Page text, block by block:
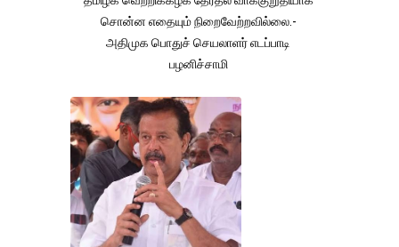
சொன்ன எதையும் நிறைவேற்றவில்லை.-
அதிமுக பொதுச் செயலாளர் எடப்பாடி
பழனிச்சாமி